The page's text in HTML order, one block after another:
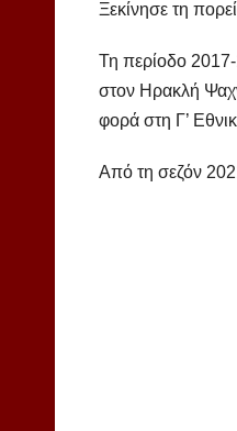
Ξεκίνησε τη
Τη περίοδο 2017-
στον Ηρακλή
φορά στη Γ’
Από τη σεζόν